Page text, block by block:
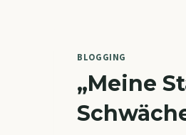
BLOGGING
„Meine